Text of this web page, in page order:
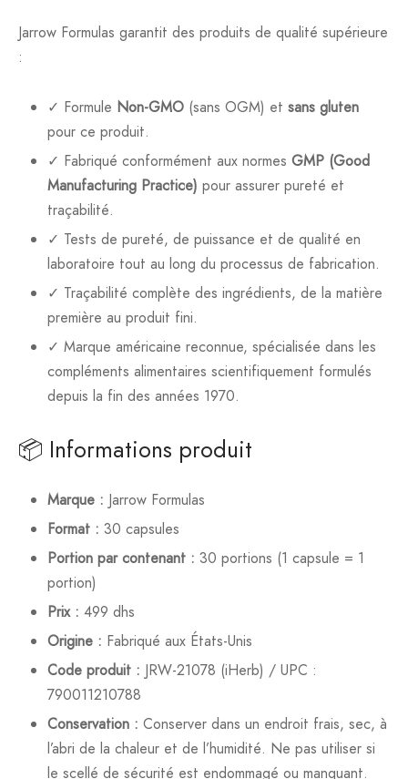
Jarrow Formulas garantit des produits de qualité supérieure
:
✓ Formule Non-GMO(sans OGM) et sans gluten
pour ce produit.
✓ Fabriqué conformément aux normes GMP (Good
Manufacturing Practice) pour assurer pureté et
traçabilité.
✓ Tests de pureté, de puissance et de qualité en
laboratoire tout au long du processus de fabrication.
✓ Traçabilité complète des ingrédients, de la matière
première au produit fini.
✓ Marque américaine reconnue, spécialisée dans les
compléments alimentaires scientifiquement formulés
depuis la fin des années 1970.
📦 Informations produit
Marque : Jarrow Formulas
Format : 30 capsules
Portion par contenant : 30 portions (1 capsule = 1
portion)
Prix : 499 dhs
Origine : Fabriqué aux États-Unis
Code produit : JRW-21078 (iHerb) / UPC :
790011210788
Conservation : Conserver dans un endroit frais, sec, à
l’abri de la chaleur et de l’humidité. Ne pas utiliser si
le scellé de sécurité est endommagé ou manquant.